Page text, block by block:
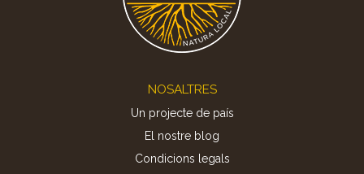
NOSALTRES
Un projecte de país
El nostre blog
Condicions legals